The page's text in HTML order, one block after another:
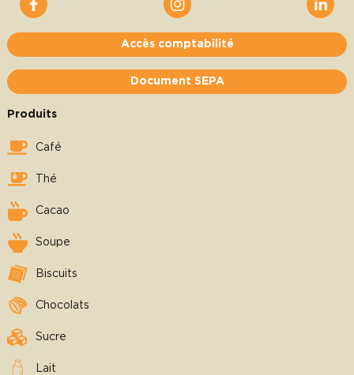
Accès comptabilité
Document SEPA
Produits
Café
Thé
Cacao
Soupe
Biscuits
Chocolats
Sucre
Lait